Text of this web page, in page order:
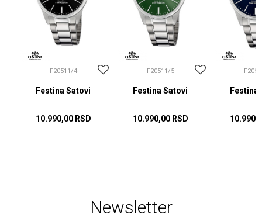
F20511/4
Festina Satovi
10.990,00 RSD
F20511/5
Festina Satovi
10.990,00 RSD
Festina
Newsletter